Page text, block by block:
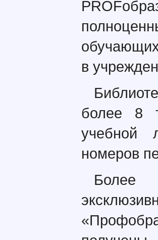
в
более 8
учебной
номеров
Более